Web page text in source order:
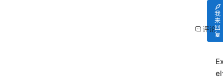
我
来
回
复
评论